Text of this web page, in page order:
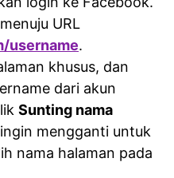
URL
username.
khusus, dan
dari akun
Sunting nama
mengganti untuk
nama halaman pada